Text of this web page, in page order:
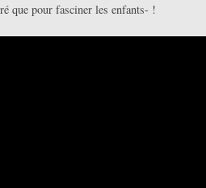
que pour fasciner les enfants- !